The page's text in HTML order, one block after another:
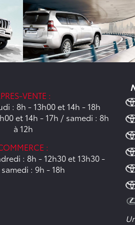
VENTE :
: 8h - 13h00 et 14h - 18h
et 14h - 17h / samedi : 8h
à 12h
:
: 8h - 12h30 et 13h30 -
: 9h - 18h